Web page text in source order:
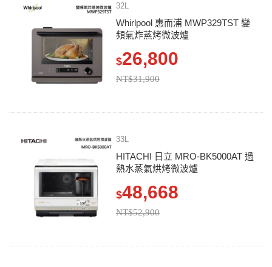
32L
Whirlpool 惠而浦 MWP329TST 變
頻氣炸蒸烤微波爐
$26,800
NT$31,900
33L
HITACHI 日立 MRO-BK5000AT 過
熱水蒸氣烘烤微波爐
$48,668
NT$52,900